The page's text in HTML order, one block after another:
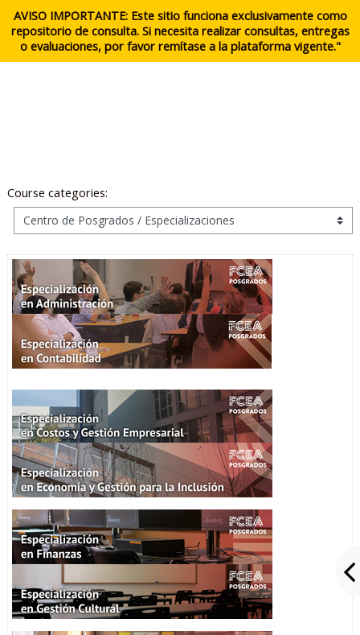
AVISO IMPORTANTE: Este sitio funciona exclusivamente como
repositorio de consulta. Si necesita realizar consultas, entregas
o evaluaciones, por favor remítase a la plataforma vigente."
Log In
Course categories: